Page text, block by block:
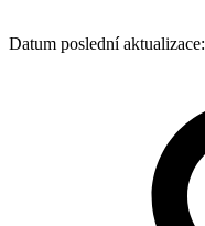
Datum poslední aktualizace: